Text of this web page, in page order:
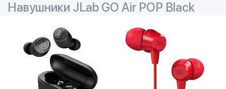
Навушники JLab GO Air POP Black